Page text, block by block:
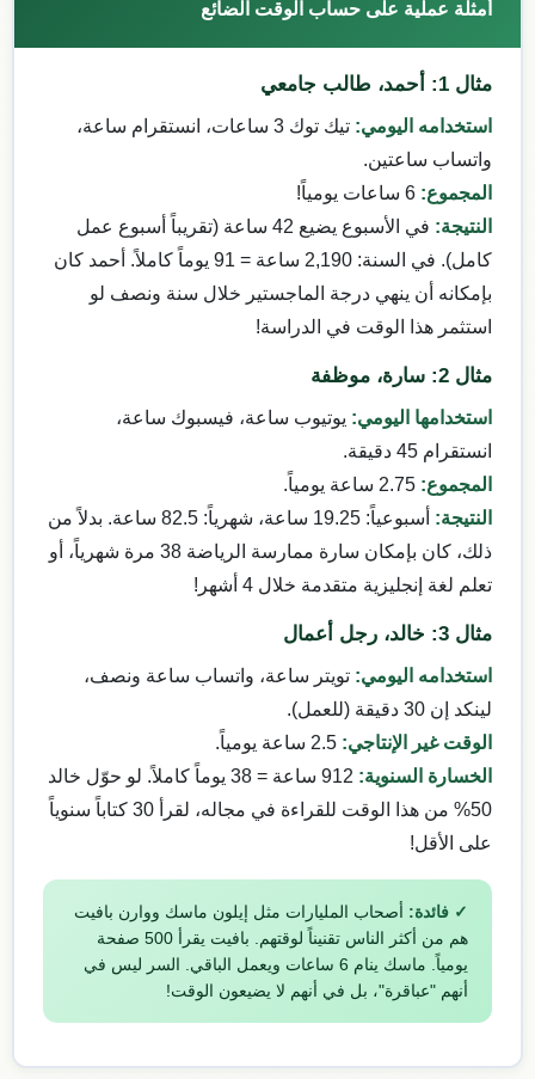
أمثلة عملية على حساب الوقت الضائع
مثال 1: أحمد، طالب جامعي
استخدامه اليومي:
تيك توك 3 ساعات، انستقرام ساعة،
واتساب ساعتين.
المجموع:
النتيجة:
في الأسبوع يضيع 42 ساعة (تقريباً أسبوع عمل
كامل). في السنة: 2,190 ساعة = 91 يوماً كاملاً. أحمد كان
بإمكانه أن ينهي درجة الماجستير خلال سنة ونصف لو
استثمر هذا الوقت في الدراسة!
مثال 2: سارة، موظفة
استخدامها اليومي: يوتيوب ساعة، فيسبوك ساعة،
انستقرام 45 دقيقة.
المجموع:
النتيجة:
أسبوعياً: 19.25 ساعة، شهرياً: 82.5 ساعة. بدلاً من
ذلك، كان بإمكان سارة ممارسة الرياضة 38 مرة شهرياً، أو
تعلم لغة إنجليزية متقدمة خلال 4 أشهر!
مثال 3: خالد، رجل أعمال
استخدامه اليومي: تويتر ساعة، واتساب ساعة ونصف،
لينكد إن 30 دقيقة (للعمل).
الوقت غير الإنتاجي:
الخسارة السنوية:
912 ساعة = 38 يوماً كاملاً. لو حوّل خالد
50% من هذا الوقت للقراءة في مجاله، لقرأ 30 كتاباً سنوياً
على الأقل!
✓ فائدة: أصحاب المليارات مثل إيلون ماسك ووارن بافيت
هم من أكثر الناس تقنيناً لوقتهم. بافيت يقرأ 500 صفحة
يومياً. ماسك ينام 6 ساعات ويعمل الباقي. السر ليس في
أنهم "عباقرة"، بل في أنهم لا يضيعون الوقت!